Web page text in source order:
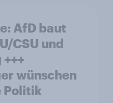
AfD baut
wünschen
Politik